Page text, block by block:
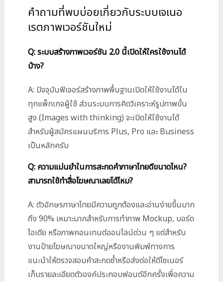
คำถามที่พบบ่อยเกี่ยวกับระบบเจเนอ
เรตภาพเวอร์ชันใหม่
Q: ระบบสร้างภาพเวอร์ชัน 2.0 นี้เปิดให้ใครใช้งานได้
บ้าง?
A: ปัจจุบันฟีเจอร์สร้างภาพพื้นฐานเปิดให้ใช้งานได้ใน
ทุกแพ็กเกจผู้ใช้ ส่วนระบบการคิดวิเคราะห์รูปภาพขั้น
สูง (Images with thinking) จะเปิดให้ใช้งานได้
สำหรับผู้สมัครแผนบริการ Plus, Pro และ Business
เป็นหลักครับ
Q: ความแม่นยำในการสะกดคำภาษาไทยดีขนาดไหน?
สามารถใช้ทำสื่อโฆษณาเลยได้ไหม?
A: ตัวอักษรภาษาไทยมีความถูกต้องและอ่านง่ายขึ้นมาก
ถึง 90% เหมาะมากสำหรับการทำภาพ Mockup, บอร์ด
ไอเดีย หรือภาพคอนเทนต์ออนไลน์ด่วน ๆ แต่สำหรับ
งานป้ายโฆษณาขนาดใหญ่หรืองานพิมพ์ทางการ
แนะนำให้ตรวจสอบคำสะกดซ้ำหรือส่งต่อให้ดีไซเนอร์
เก็บรายละเอียดตัวองค์ประกอบฟอนต์อีกครั้งเพื่อความ